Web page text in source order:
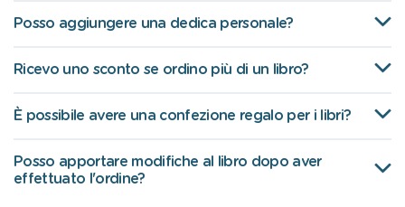
Posso aggiungere una dedica personale?
Ricevo uno sconto se ordino più di un libro?
È possibile avere una confezione regalo per i libri?
Posso apportare modifiche al libro dopo aver
effettuato l'ordine?